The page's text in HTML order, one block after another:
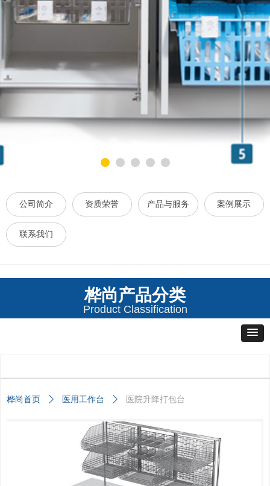
桦尚首页 ꄲ 医用工作台 ꄲ 医院升降打包台
公司简介 资质荣誉 产品与服务 案例展示
联系我们
桦尚产品分类
Product Classification